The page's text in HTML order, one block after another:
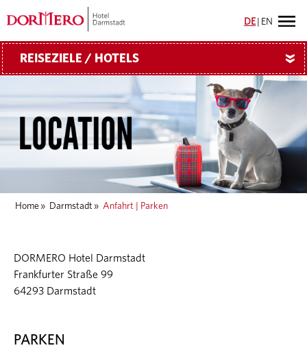
DE EN
REISEZIELE / HOTELS »
Home » Darmstadt » Anfahrt | Parken
DORMERO Hotel Darmstadt
Frankfurter Straße 99
64293 Darmstadt
PARKEN